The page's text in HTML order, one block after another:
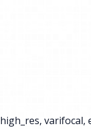
high_res, varifocal,